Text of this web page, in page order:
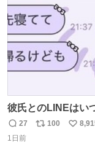
彼氏とのLINEはい
かったLINEは無限
送りあってたし)最
返
信
27
リ
100
い
1日前